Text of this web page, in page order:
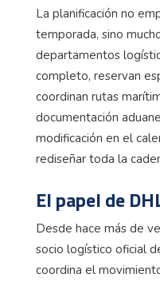
La planificación no
temporada, sino
departamentos
completo, reservan
coordinan rutas
documentación
modificación en el
rediseñar toda la
El papel de
Desde hace más de
socio logístico oficial
coordina el